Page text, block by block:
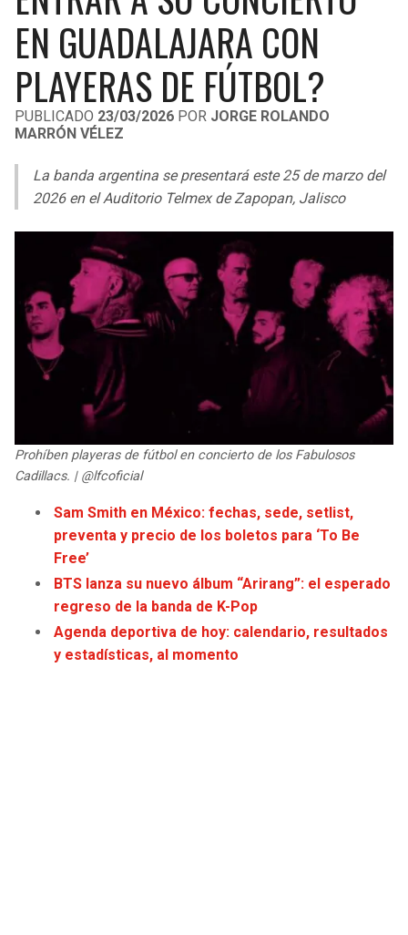
LIGA DE EXPANSIÓN MX
LEAGUES CUP
UEFA EUROPA LEAGUE
UEFA CONFERENCE LEAGUE
MLS
COPA LIBERTADORES
COPA SUDAMERICANA
OTRAS LIGAS
RAIDERS
CHARGERS
RAVENS
BROWNS
STEELERS
TEXANS
COLTS
JAGUARS
TITANS
COWBOYS
GIANTS
EAGLES
COMMANDERS
CAVALIERS
PISTONS
PACERS
HAWKS
HORNETS
HEAT
MAGIC
WIZARDS
WARRIORS
CLIPPERS
LAKERS
SUNS
KINGS
EN GUADALAJARA CON
PLAYERAS DE FÚTBOL?
PUBLICADO 23/03/2026 POR JORGE ROLANDO
MARRÓN VÉLEZ
La banda argentina se presentará este 25 de marzo del
2026 en el Auditorio Telmex de Zapopan, Jalisco
Prohíben playeras de fútbol en concierto de los Fabulosos
Cadillacs. | @lfcoficial
Sam Smith en México: fechas, sede, setlist,
preventa y precio de los boletos para ‘To Be
Free’
BTS lanza su nuevo álbum “Arirang”: el esperado
regreso de la banda de K-Pop
Agenda deportiva de hoy: calendario, resultados
y estadísticas, al momento